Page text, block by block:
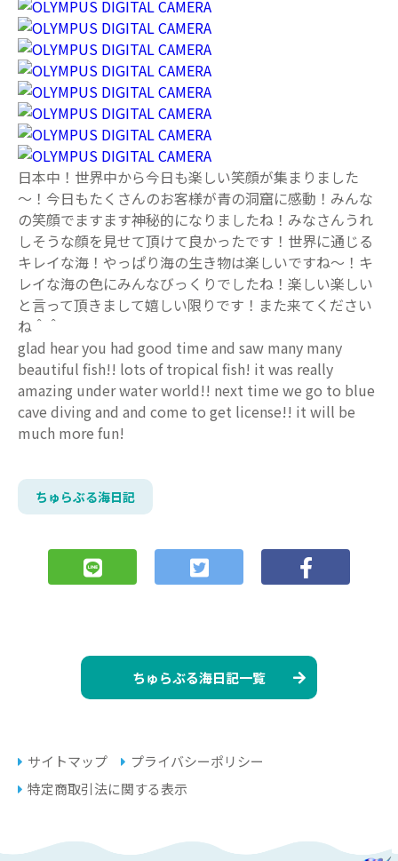
日本中！世界中から今日も楽しい笑顔が集まりました
～！今日もたくさんのお客様が青の洞窟に感動！みんな
の笑顔でますます神秘的になりましたね！みなさんうれ
しそうな顔を見せて頂けて良かったです！世界に通じる
キレイな海！やっぱり海の生き物は楽しいですね～！キ
レイな海の色にみんなびっくりでしたね！楽しい楽しい
と言って頂きまして嬉しい限りです！また来てください
ね＾＾
glad hear you had good time and saw many many
beautiful fish!! lots of tropical fish! it was really
amazing under water world!! next time we go to blue
cave diving and and come to get license!! it will be
much more fun!
ちゅらぶる海日記
ちゅらぶる海日記一覧
サイトマップ
プライバシーポリシー
特定商取引法に関する表示